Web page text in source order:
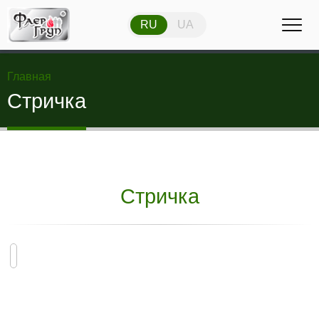
RU UA RU UA
Главная
Стричка
Стричка